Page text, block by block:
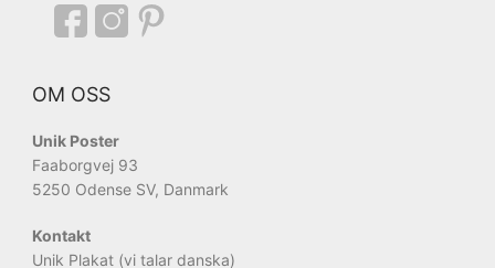
OM OSS
Unik Poster
Faaborgvej 93
5250 Odense SV, Danmark
Kontakt
Unik Plakat (vi talar danska)